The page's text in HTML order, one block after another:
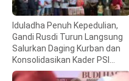
Iduladha Penuh Kepedulian,
Gandi Rusdi Turun Langsung
Salurkan Daging Kurban dan
Konsolidasikan Kader PSI
Sulsel